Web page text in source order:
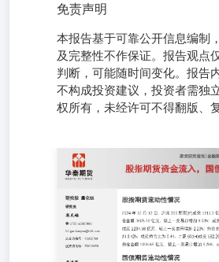
免责声明
本报告基于可靠公开信息编制
及完整性不作保证。报告观点
判断，可能随时间变化。报告
不构成投资建议，投资者需独
权所有，未经许可不得翻版、
研究院量化组 股指期货流动性情
日，沪深300期货(IF)成交1711.3
23.28%；持仓金额3605.38亿元
9.03%；成交持仓比为0.47。中证
元，较上一交易日增加2.23%；
一交易日增加3.42%；成交持仓
532.26亿元，较上一交易日增加